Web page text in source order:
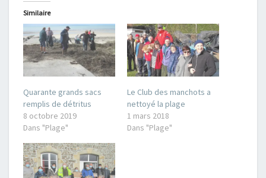
Similaire
Quarante grands sacs
remplis de détritus
8 octobre 2019
Dans "Plage"
Le Club des manchots a
nettoyé la plage
1 mars 2018
Dans "Plage"